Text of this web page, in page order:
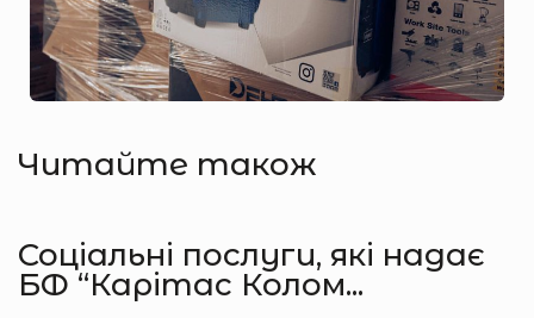
Читайте також
Соціальні послуги, які надає
БФ “Карітас Колом...